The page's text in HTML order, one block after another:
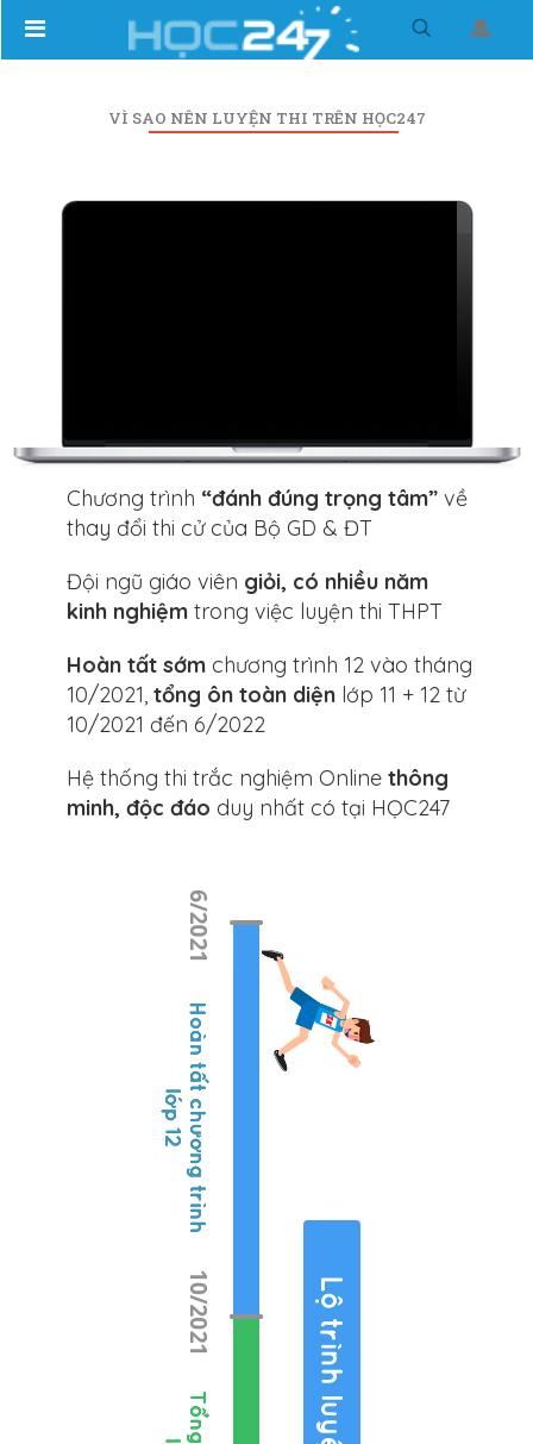
VÌ SAO NÊN LUYỆN THI TRÊN HỌC247
Chương trình “đánh đúng trọng tâm” về
thay đổi thi cử của Bộ GD & ĐT
Đội ngũ giáo viên giỏi, có nhiều năm
kinh nghiệm trong việc luyện thi THPT
Hoàn tất sớm chương trình 12 vào tháng
10/2021, tổng ôn toàn diện lớp 11 + 12 từ
10/2021 đến 6/2022
Hệ thống thi trắc nghiệm Online thông
minh, độc đáo duy nhất có tại HỌC247